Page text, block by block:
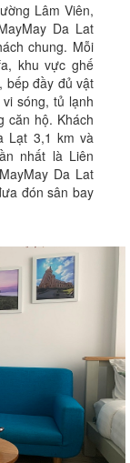
Lâm Viên,
Da Lat
chung. Mỗi
khu vực ghế
bếp đầy đủ vật
sóng, tủ lạnh
căn hộ. Khách
Lạt 3,1 km và
nhất là Liên
Da Lat
đón sân bay